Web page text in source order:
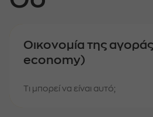
Οικονομία της
economy)
Τι μπορεί να είναι αυτό;